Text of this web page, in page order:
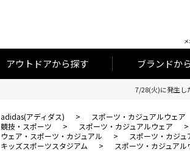
アウトドアから探す ブランドか
7/28(火)に発生し
adidas(アディダス) > スポーツ・カジュアルウェア
競技・スポーツ > スポーツ・カジュアルウェア >
ウェア・スポーツ・カジュアル > スポーツ・カジュ
キッズスポーツスタジアム > スポーツ・カジュアル